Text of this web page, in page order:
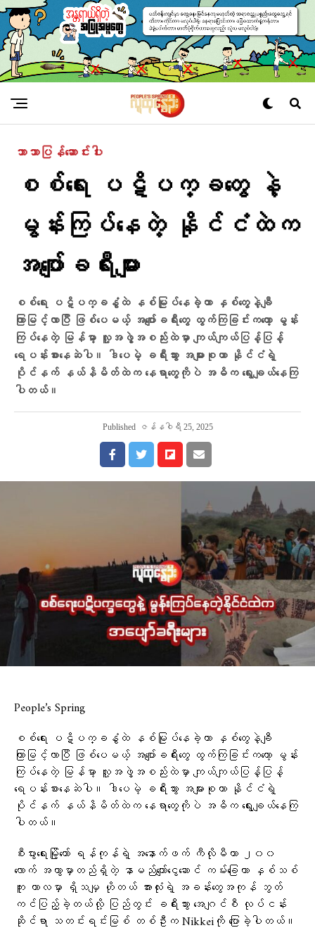
ဘာသာပြန်ဆောင်းပါး
စစ်​ရေး ပဋိပက္ခ​တွေ နဲ့
မွန်းကြပ်နေတဲ့ နိုင်ငံထဲက
အပျော်ခရီးများ
စစ်ရေး ပဋိပက္ခနွံထဲ နစ်မြုပ်နေခဲ့တာ နှစ်တွေနဲ့ချီ
ကြာမြင့်လာပြီ ဖြစ်ပေမယ့် အပျော်ခရီးတွေ ထွက်ကြခြင်းကတော့ မွန်း
ကြပ်နေတဲ့ မြန်မာ့ လူ့အဖွဲ့အစည်းထဲမှာ ကျယ်ကျယ်ပြန့်ပြန့်
ရေပန်းစားနေဆဲပါ။ ဒါပေမဲ့ ခရီးသွား အများစုဟာ နိုင်ငံရဲ့
ပိုင်နက် နယ်နိမိတ်ထဲက နေရာတွေကိုပဲ အဓိက ရွေးချယ်နေကြ
ပါတယ်။
Published ဇန်နဝါရီ 25, 2025
People’s Spring
စစ်ရေး ပဋိပက္ခနွံထဲ နစ်မြုပ်နေခဲ့တာ နှစ်တွေနဲ့ချီ
ကြာမြင့်လာပြီ ဖြစ်ပေမယ့် အပျော်ခရီးတွေ ထွက်ကြခြင်းကတော့ မွန်း
ကြပ်နေတဲ့ မြန်မာ့ လူ့အဖွဲ့အစည်းထဲမှာ ကျယ်ကျယ်ပြန့်ပြန့်
ရေပန်းစားနေဆဲပါ။ ဒါပေမဲ့ ခရီးသွား အများစုဟာ နိုင်ငံရဲ့
ပိုင်နက် နယ်နိမိတ်ထဲက နေရာတွေကိုပဲ အဓိက ရွေးချယ်နေကြ
ပါတယ်။
စီးပွားရေးမြို့တော် ရန်ကုန်ရဲ့ အနောက်ဖက် ကီလိုမီတာ ၂၀၀
လောက် အကွာမှာတည်ရှိတဲ့ နာမည်ကျော်ငွေဆောင် ကမ်းခြေဟာ နှစ်သစ်
ကူး ကာလမှာ ရှိသမျှ ဟိုတယ် အားလုံးရဲ့ အခန်းတွေအကုန် ဘွတ်
ကင်ပြည့်ခဲ့တယ်လို့ ပြည်တွင်း ခရီးသွား အေဂျင်စီ လုပ်ငန်း
ဆိုင်ရာ သတင်းရင်းမြစ် တစ်ဦးက Nikkeiကို ပြောခဲ့ပါတယ်။